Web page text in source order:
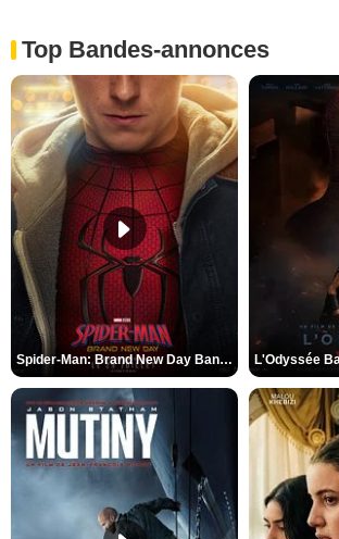
Top Bandes-annonces
Spider-Man: Brand New Day Bande-annonce VO STFR